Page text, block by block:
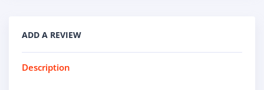
ADD A REVIEW
Description